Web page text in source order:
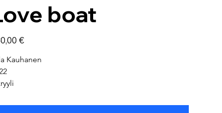
boat
€
Kauhanen